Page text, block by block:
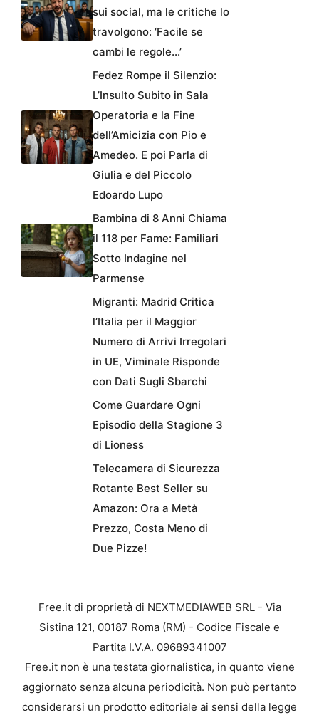
sui social, ma le critiche lo
travolgono: ‘Facile se
cambi le regole…’
Fedez Rompe il Silenzio:
L’Insulto Subito in Sala
Operatoria e la Fine
dell’Amicizia con Pio e
Amedeo. E poi Parla di
Giulia e del Piccolo
Edoardo Lupo
Bambina di 8 Anni Chiama
il 118 per Fame: Familiari
Sotto Indagine nel
Parmense
Migranti: Madrid Critica
l’Italia per il Maggior
Numero di Arrivi Irregolari
in UE, Viminale Risponde
con Dati Sugli Sbarchi
Come Guardare Ogni
Episodio della Stagione 3
di Lioness
Telecamera di Sicurezza
Rotante Best Seller su
Amazon: Ora a Metà
Prezzo, Costa Meno di
Due Pizze!
Free.it di proprietà di NEXTMEDIAWEB SRL - Via
Sistina 121, 00187 Roma (RM) - Codice Fiscale e
Partita I.V.A. 09689341007
Free.it non è una testata giornalistica, in quanto viene
aggiornato senza alcuna periodicità. Non può pertanto
considerarsi un prodotto editoriale ai sensi della legge